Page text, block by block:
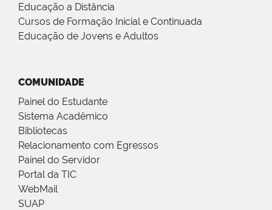
Educação a Distância
Cursos de Formação Inicial e Continuada
Educação de Jovens e Adultos
COMUNIDADE
Painel do Estudante
Sistema Acadêmico
Bibliotecas
Relacionamento com Egressos
Painel do Servidor
Portal da TIC
WebMail
SUAP